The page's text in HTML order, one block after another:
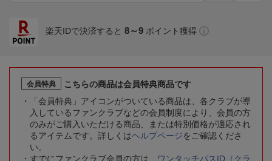
楽天IDで決済すると 8～9 ポイント獲得
会員特典
こちらの商品は会員特典商品です
「会員特典」アイコンがついている商品は、各クラブが導
入しているファンクラブなどの会員制度により、会員の方
のみがご購入いただける商品、または特別価格が適応され
るアイテムです。詳しくはヘルプページをご確認くださ
い。
すでにファンクラブ会員の方は、
ワンタッチパスID（クラ